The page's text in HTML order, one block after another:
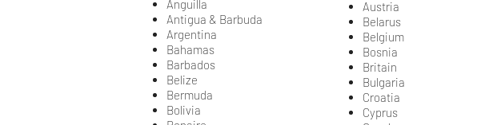
Anguilla
Antigua & Barbuda
Argentina
Bahamas
Barbados
Belize
Bermuda
Bolivia
Austria
Belarus
Belgium
Bosnia
Britain
Bulgaria
Croatia
Cyprus